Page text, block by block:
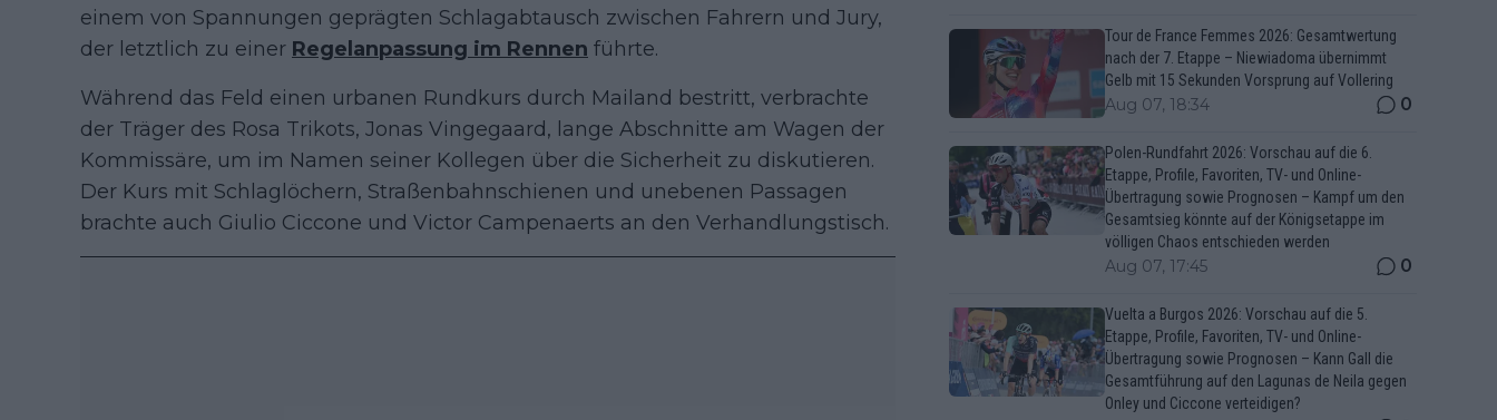
einem von Spannungen geprägten Schlagabtausch zwischen Fahrern und Jury,
der letztlich zu einer Regelanpassung im Rennen führte.
Während das Feld einen urbanen Rundkurs durch Mailand bestritt, verbrachte
der Träger des Rosa Trikots, Jonas Vingegaard, lange Abschnitte am Wagen der
Kommissäre, um im Namen seiner Kollegen über die Sicherheit zu diskutieren.
Der Kurs mit Schlaglöchern, Straßenbahnschienen und unebenen Passagen
brachte auch Giulio Ciccone und Victor Campenaerts an den Verhandlungstisch.
Tour de France Femmes 2026: Gesamtwertung
nach der 7. Etappe – Niewiadoma übernimmt
Gelb mit 15 Sekunden Vorsprung auf Vollering
Aug 07, 18:34 0
Polen-Rundfahrt 2026: Vorschau auf die 6.
Etappe, Profile, Favoriten, TV- und Online-
Übertragung sowie Prognosen – Kampf um den
Gesamtsieg könnte auf der Königsetappe im
völligen Chaos entschieden werden
Aug 07, 17:45 0
Vuelta a Burgos 2026: Vorschau auf die 5.
Etappe, Profile, Favoriten, TV- und Online-
Übertragung sowie Prognosen – Kann Gall die
Gesamtführung auf den Lagunas de Neila gegen
Onley und Ciccone verteidigen?